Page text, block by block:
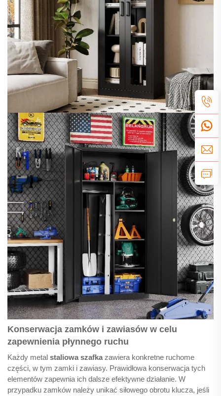
Konserwacja zamków i zawiasów w celu
zapewnienia płynnego ruchu
Każdy metal staliowa szafka zawiera konkretne ruchome
części, w tym zamki i zawiasy. Prawidłowa konserwacja tych
elementów zapewnia ich dalsze efektywne działanie. W
przypadku zamków należy unikać siłowego obrotu klucza, jeśli